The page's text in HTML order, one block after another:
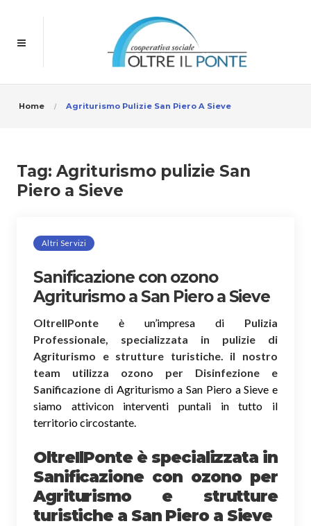
Home Agriturismo Pulizie San Piero A Sieve
Tag: Agriturismo pulizie San
Piero a Sieve
Altri Servizi
Sanificazione con ozono
Agriturismo a San Piero a Sieve
OltreIlPonte è un’impresa di Pulizia
Professionale, specializzata in pulizie di
Agriturismo e strutture turistiche. il nostro
team utilizza ozono per Disinfezione e
Sanificazione di Agriturismo a San Piero a Sieve e
siamo attivicon interventi puntali in tutto il
territorio circostante.
OltreIlPonte è specializzata in
Sanificazione con ozono per
Agriturismo e strutture
turistiche a San Piero a Sieve